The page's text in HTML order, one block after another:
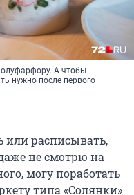
А чтобы
нужно после первого
или расписывать,
не смотрю на
могу поработать
типа «Солянки»